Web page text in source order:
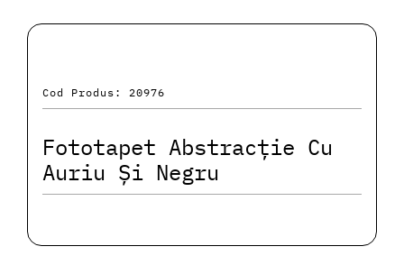
Cod Produs: 20976
Fototapet Abstracție Cu
Auriu Și Negru